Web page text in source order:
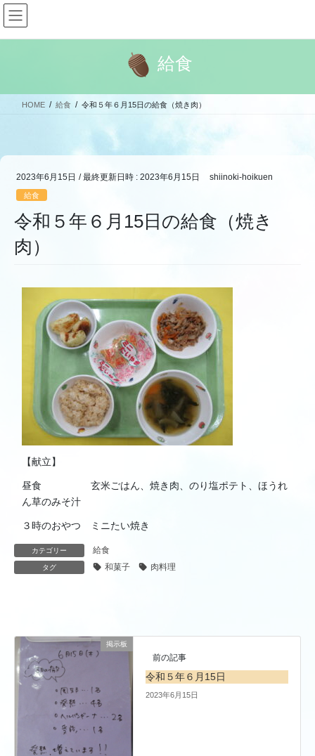
コ
ン
ス
ナ
ビ
ン
給食
HOME 給食 令和５年６月15日の給食（焼き肉）
2023年6月15日 / 最終更新日時 : 2023年6月15日 shiinoki-hoikuen
給食
令和５年６月15日の給食（焼き
肉）
【献立】
昼食 玄米ごはん、焼き肉、のり塩ポテト、ほうれ
ん草のみそ汁
３時のおやつ ミニたい焼き
カテゴリー 給食
タグ 和菓子 肉料理
掲示板
前の記事
令和５年６月15日
2023年6月15日